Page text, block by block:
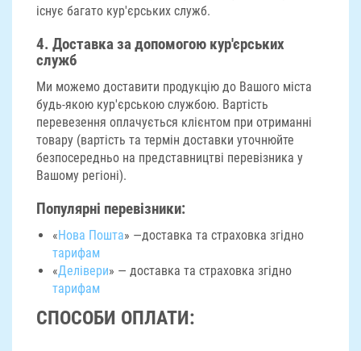
існує багато кур'єрських служб.
4. Доставка за допомогою кур'єрських
служб
Ми можемо доставити продукцію до Вашого міста
будь-якою кур'єрською службою. Вартість
перевезення оплачується клієнтом при отриманні
товару (вартість та термін доставки уточнюйте
безпосередньо на представництві перевізника у
Вашому регіоні).
Популярні перевізники:
«Нова Пошта» —доставка та страховка згідно
тарифам
«Делівери» — доставка та страховка згідно
тарифам
СПОСОБИ ОПЛАТИ: